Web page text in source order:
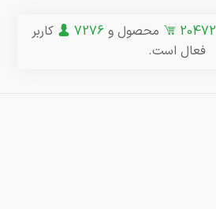
20472 محصول و7276
کاربر
فعال است.